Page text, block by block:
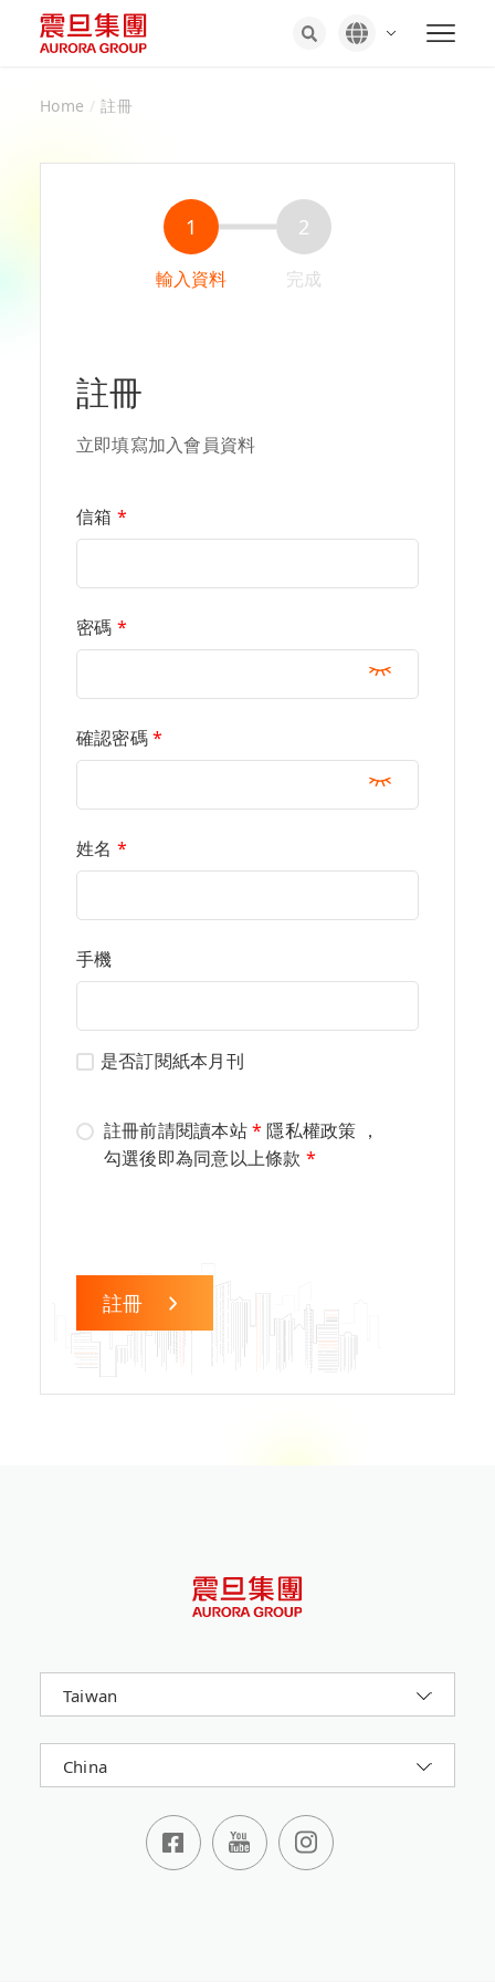
Home / 註冊
1
輸入資料
2
完成
註冊
立即填寫加入會員資料
信箱 *
密碼 *
確認密碼*
姓名 *
手機
是否訂閱紙本月刊
註冊前請閱讀本站* 隱私權政策 ，
勾選後即為同意以上條款 *
註冊
Taiwan
China